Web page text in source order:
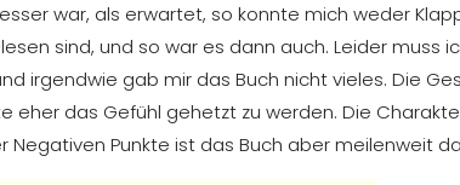
war, als erwartet, so konnte mich weder
sind, und so war es dann auch. Leider
irgendwie gab mir das Buch nicht vieles. Die
eher das Gefühl gehetzt zu werden. Die
Negativen Punkte ist das Buch aber meilenweit